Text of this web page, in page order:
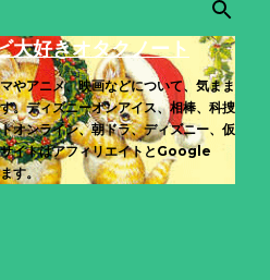
大好きオタクノート
やアニメ、映画などについて、気まま
。ディズニーオンアイス、相棒、科捜
オンライン、朝ドラ、ディズニー、仮
イトはアフィリエイトとGoogle
す。